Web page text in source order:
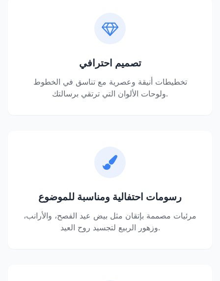
تصميم احترافي
تخطيطات أنيقة وعصرية مع تناسق في الخطوط
ولوحات الألوان التي ترتقي برسالتك.
رسومات احتفالية ومناسبة للموضوع
مرئيات مصممة بإتقان مثل بيض عيد الفصح، والأرانب،
وزهور الربيع لتجسيد روح العيد.